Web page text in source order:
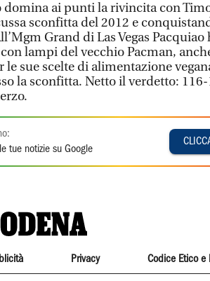
ai punti la rivincita con
sconfitta del 2012 e
Grand di Las Vegas Pacquiao
lampi del vecchio Pacman,
sue scelte di alimentazione
la sconfitta. Netto il verdetto:
tue notizie su Google
Privacy Codice Etico